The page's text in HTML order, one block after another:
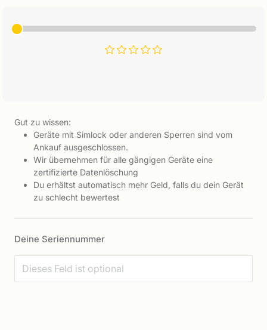
Gut zu wissen:
Geräte mit Simlock oder anderen Sperren sind vom
Ankauf ausgeschlossen.
Wir übernehmen für alle gängigen Geräte eine
zertifizierte Datenlöschung
Du erhältst automatisch mehr Geld, falls du dein Gerät
zu schlecht bewertest
Deine Seriennummer